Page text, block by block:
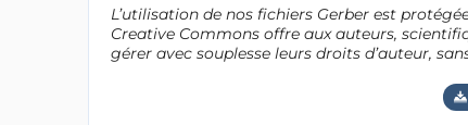
L’utilisation de nos fichiers Gerber est
Creative Commons offre aux auteurs,
gérer avec souplesse leurs droits d’auteur,